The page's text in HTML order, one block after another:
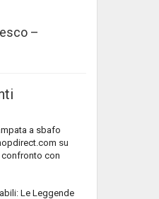
–
a sbafo
su
confronto con
Le Leggende